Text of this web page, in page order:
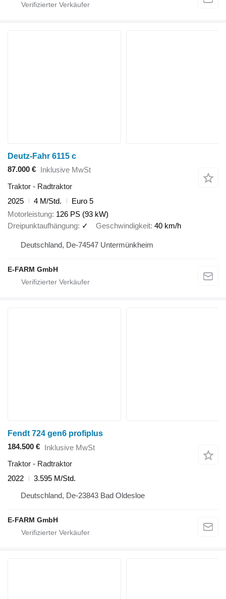
Deutz-Fahr 6115 c
87.000 € Inklusive MwSt
Traktor - Radtraktor
2025
4 M/Std.
Euro 5
Motorleistung 126 PS (93 kW)
Dreipunktaufhängung ✓ Geschwindigkeit 40 km/h
Deutschland, De-74547 Untermünkheim
E-FARM GmbH
Fendt 724 gen6 profiplus
184.500 € Inklusive MwSt
Traktor - Radtraktor
2022
3.595 M/Std.
Deutschland, De-23843 Bad Oldesloe
E-FARM GmbH